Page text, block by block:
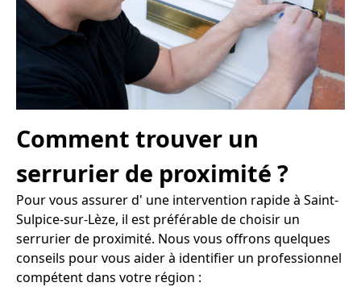
Comment trouver un
serrurier de proximité ?
Pour vous assurer d' une intervention rapide à Saint-
Sulpice-sur-Lèze, il est préférable de choisir un
serrurier de proximité. Nous vous offrons quelques
conseils pour vous aider à identifier un professionnel
compétent dans votre région :